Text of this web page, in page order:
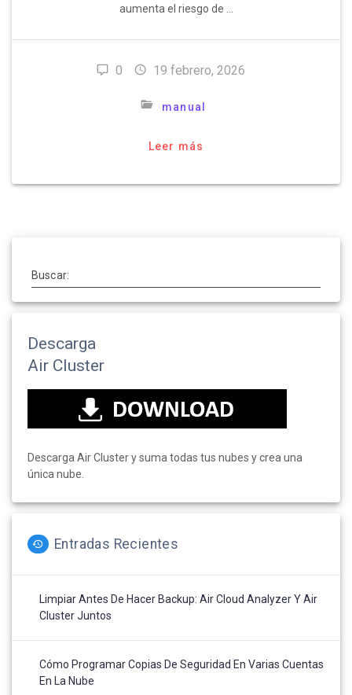
aumenta el riesgo de …
0 19 febrero, 2026
manual
Leer más
Buscar:
Descarga
Air Cluster
Descarga Air Cluster y suma todas tus nubes y crea una
única nube.
Entradas Recientes
Limpiar Antes De Hacer Backup: Air Cloud Analyzer Y Air
Cluster Juntos
Cómo Programar Copias De Seguridad En Varias Cuentas
En La Nube